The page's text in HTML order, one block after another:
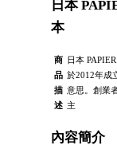
日本
本
商
品
描
述
日本
於2012年成
意思。創業
主
內容簡介